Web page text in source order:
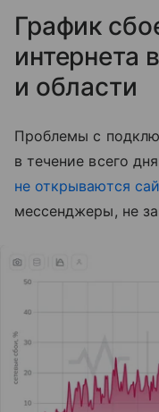
График
интернета
и области
Проблемы с
в течение всего
не открываются
мессенджеры, не